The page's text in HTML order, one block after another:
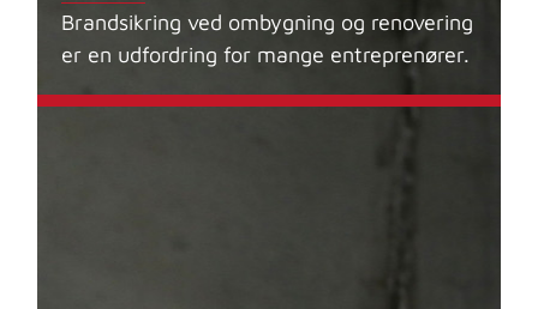
Brandsikring ved ombygning og renovering
er en udfordring for mange entreprenører.